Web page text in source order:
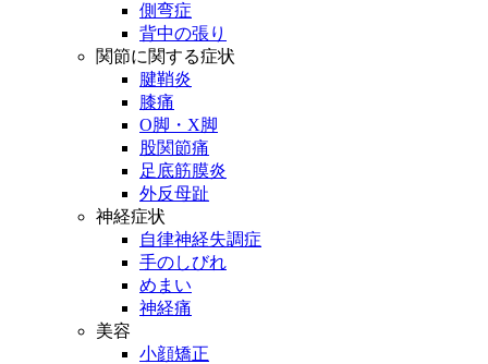
側弯症
背中の張り
関節に関する症状
腱鞘炎
膝痛
O脚・X脚
股関節痛
足底筋膜炎
外反母趾
神経症状
自律神経失調症
手のしびれ
めまい
神経痛
美容
小顔矯正